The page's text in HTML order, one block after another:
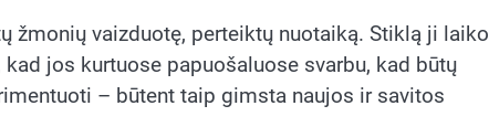
žmonių vaizduotę, perteiktų nuotaiką. Stiklą ji laiko
jos kurtuose papuošaluose svarbu, kad būtų
– būtent taip gimsta naujos ir savitos